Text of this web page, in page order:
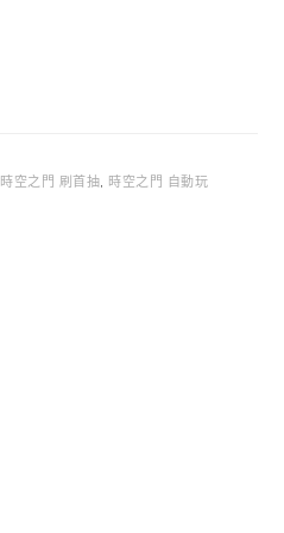
時空之門 刷首抽, 時空之門 自動玩